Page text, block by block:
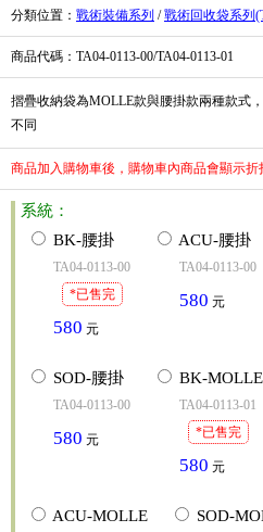
分類位置 ： 戰術裝備系列 /戰術回收袋系列
商品代碼 ：TA04-0113-00/TA04-0113-01
摺疊收納袋為MOLLE款與腰掛款兩種款式
不同
商品加入購物車後，購物車內商品會顯示折
系統：
BK-腰掛
TA04-0113-00
*已售完
580 元
ACU-腰掛
TA04-0113-00
580 元
SOD-腰掛
TA04-0113-00
580 元
BK-MOLLE
TA04-0113-01
*已售完
580 元
ACU-MOLLE SOD-